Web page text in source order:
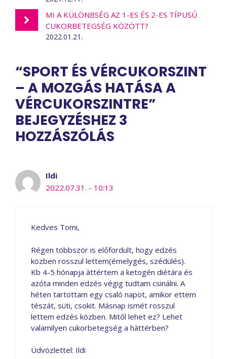
MI A KÜLÖNBSÉG AZ 1-ES ÉS 2-ES TÍPUSÚ
CUKORBETEGSÉG KÖZÖTT?
2022.01.21.
“SPORT ÉS VÉRCUKORSZINT
– A MOZGÁS HATÁSA A
VÉRCUKORSZINTRE”
BEJEGYZÉSHEZ 3
HOZZÁSZÓLÁS
Ildi
2022.07.31. - 10:13
Kedves Tomi,
Régen többször is előfordult, hogy edzés
közben rosszul lettem(émelygés, szédülés).
Kb 4-5 hónapja àttértem a ketogén diétára és
azóta minden edzés végig tudtam csinálni. A
héten tartottam egy csaló napot, amikor ettem
tészát, süti, csokit. Másnap ismét rosszul
lettem edzés közben. Mitől lehet ez? Lehet
valamilyen cukorbetegség a hàttérben?
Üdvözlettel: Ildi